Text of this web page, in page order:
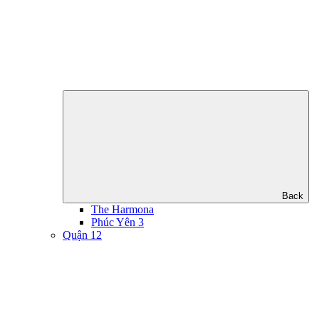
Back
The Harmona
Phúc Yên 3
Quận 12